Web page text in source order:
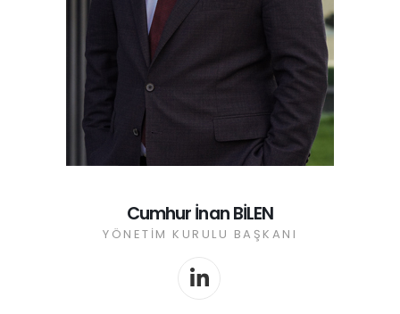
Cumhur İnan BİLEN
YÖNETIM KURULU BAŞKANI